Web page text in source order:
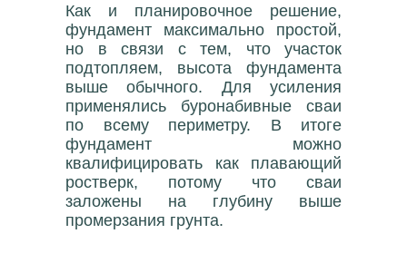
Как и планировочное решение,
фундамент максимально простой,
но в связи с тем, что участок
подтопляем, высота фундамента
выше обычного. Для усиления
применялись буронабивные сваи
по всему периметру. В итоге
фундамент можно
квалифицировать как плавающий
ростверк, потому что сваи
заложены на глубину выше
промерзания грунта.